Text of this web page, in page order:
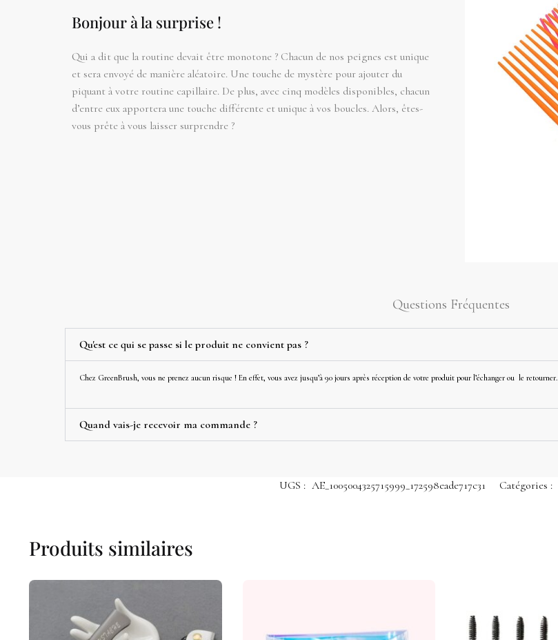
Bonjour à la surprise !
Qui a dit que la routine devait être monotone ? Chacun de nos peignes est unique
et sera envoyé de manière aléatoire. Une touche de mystère pour ajouter du
piquant à votre routine capillaire. De plus, avec cinq modèles disponibles, chacun
d’entre eux apportera une touche différente et unique à vos boucles. Alors, êtes-
vous prête à vous laisser surprendre ?
Questions Fréquentes
Qu'est ce qui se passe si le produit ne convient pas ?
Chez GreenBrush, vous ne prenez aucun risque ! En effet, vous avez jusqu’à 90 jours après réception de votre produit pour l’échanger ou le retourner.
Quand vais-je recevoir ma commande ?
UGS : AE_1005004325715999_172598eade717c31 Catégories :
Produits similaires